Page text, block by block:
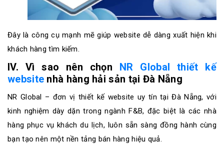
Đây là công cụ mạnh mẽ giúp website dễ dàng xuất hiện khi
khách hàng tìm kiếm.
IV. Vì sao nên chọn NR Global thiết kế
website nhà hàng hải sản tại Đà Nẵng
NR Global – đơn vị thiết kế website uy tín tại Đà Nẵng, với
kinh nghiệm dày dặn trong ngành F&B, đặc biệt là các nhà
hàng phục vụ khách du lịch, luôn sẵn sàng đồng hành cùng
bạn tạo nên một nền tảng bán hàng hiệu quả.